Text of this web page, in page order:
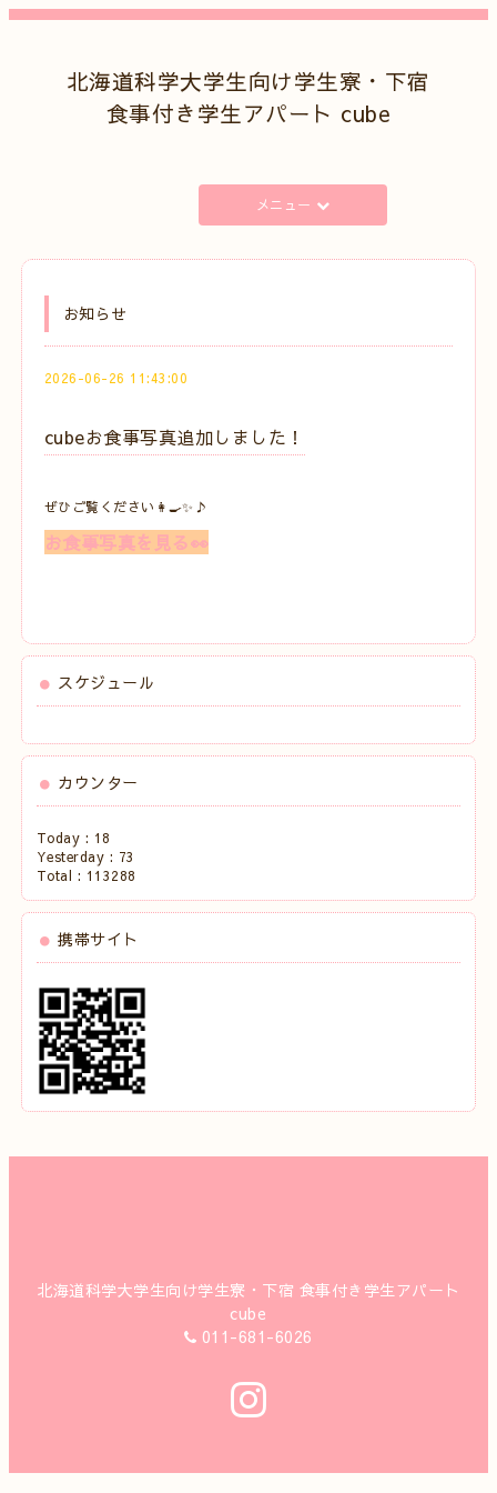
北海道科学大学生向け学生寮・下宿
食事付き学生アパート cube
メニュー
お知らせ
2026-06-26 11:43:00
cubeお食事写真追加しました！
ぜひご覧ください👩‍🍳✨♪
お食事写真を見る👀
スケジュール
カウンター
Today : 18
Yesterday : 73
Total : 113288
携帯サイト
北海道科学大学生向け学生寮・下宿 食事付き学生アパート
cube
011-681-6026